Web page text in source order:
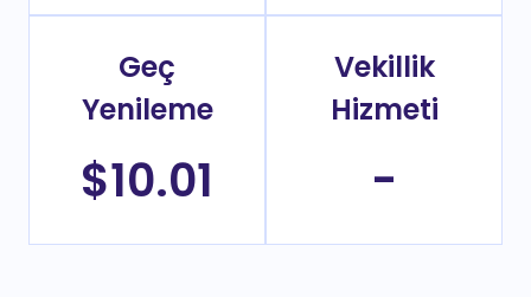
Geç
Yenileme
$10.01
Vekillik
Hizmeti
-